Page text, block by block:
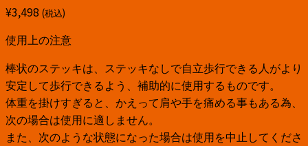
¥3,498 (税込)
使用上の注意
棒状のステッキは、ステッキなしで自立歩行できる人がより
安定して歩行できるよう、補助的に使用するものです。
体重を掛けすぎると、かえって肩や手を痛める事もある為、
次の場合は使用に適しません。
また、次のような状態になった場合は使用を中止してくださ